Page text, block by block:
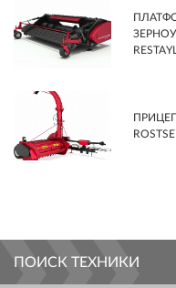
ПОИСК ТЕХНИКИ